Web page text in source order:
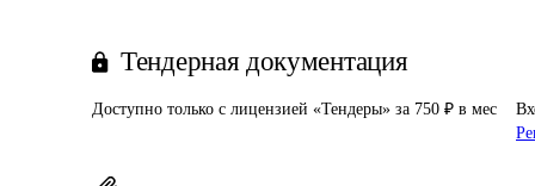
Тендерная документация
Доступно только с лицензией «Тендеры» за 750 ₽ в мес